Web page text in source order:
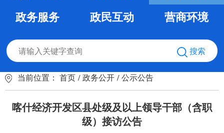
政务服务
政民互动 营商环境
搜索
当前位置： 首页 /政务公开 /公示公告
喀什经济开发区县处级及以上领导干部（含职
级）接访公告